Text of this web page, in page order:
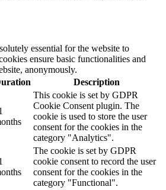
essential for the website to
ensure basic functionalities and
anonymously.
Description
This cookie is set by GDPR
Cookie Consent plugin. The
cookie is used to store the user
consent for the cookies in the
category "Analytics".
The cookie is set by GDPR
cookie consent to record the user
consent for the cookies in the
category "Functional".